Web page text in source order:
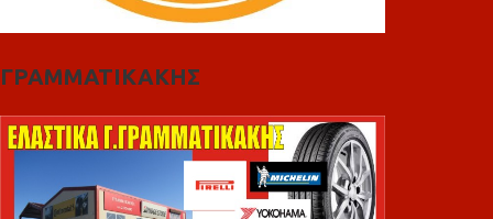
ΓΡΑΜΜΑΤΙΚΑΚΗΣ